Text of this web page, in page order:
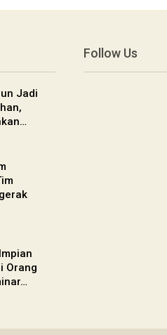
Jadi
Orang
Follow Us